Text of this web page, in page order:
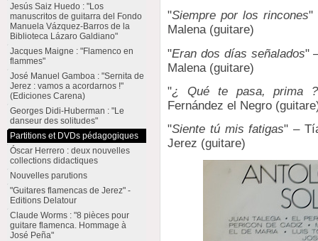
"Siempre por los rincones"
Malena (guitare)
"Eran dos días señalados"
Malena (guitare)
"¿ Qué te pasa, prima ?
Fernández el Negro
"Siente tú mis fatigas" –
Jerez (guitare)
Jesús Saiz Huedo : "Los
manuscritos de guitarra del Fondo
Manuela Vázquez-Barros de la
Biblioteca Lázaro Galdiano"
Jacques Maigne : "Flamenco en
flammes"
José Manuel Gamboa : "Sernita de
Jerez : vamos a acordarnos !"
(Ediciones Carena)
Georges Didi-Huberman : "Le
danseur des solitudes"
Partitions et DVDs pédagogiques
Óscar Herrero : deux nouvelles
collections didactiques
Nouvelles parutions
"Guitares flamencas de Jerez" -
Editions Delatour
Claude Worms : "8 pièces pour
guitare flamenca. Hommage à
José Peña"